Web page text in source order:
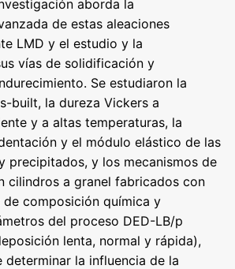
aborda la
de estas aleaciones
LMD y el estudio y la
vías de solidificación y
Se estudiaron la
built, la dureza Vickers a
y a altas temperaturas, la
y el módulo elástico de las
precipitados, y los mecanismos de
cilindros a granel fabricados con
composición química y
del proceso DED-LB/p
lenta, normal y rápida),
la influencia de la